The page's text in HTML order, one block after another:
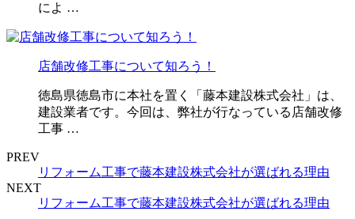
によ …
店舗改修工事について知ろう！
徳島県徳島市に本社を置く「藤本建設株式会社」は、
建設業者です。今回は、弊社が行なっている店舗改修
工事 …
PREV
リフォーム工事で藤本建設株式会社が選ばれる理由
NEXT
リフォーム工事で藤本建設株式会社が選ばれる理由